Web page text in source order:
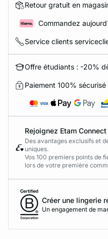
Retour gratuit en
Commandez
Service clients
Offre étudiants : -20%
Paiement 100% sécurisé
Rejoignez Etam Connect
Des avantages exclusifs et
uniques.
Vos 100 premiers points de
lors de votre première
Créer une lingerie
Un engagement de